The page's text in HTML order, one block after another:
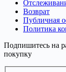
Возврат
Публичная
Политика
Подпишитесь на
покупку